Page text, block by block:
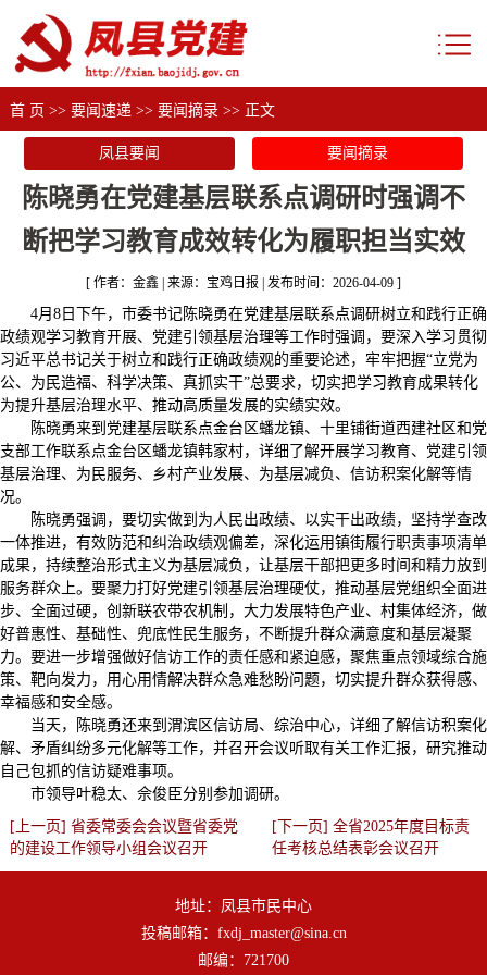
首 页 >> 要闻速递>> 要闻摘录>> 正文
凤县要闻 要闻摘录
陈晓勇在党建基层联系点调研时强调不
断把学习教育成效转化为履职担当实效
[ 作者：金鑫 | 来源：宝鸡日报 | 发布时间：2026-04-09 ]
4月8日下午，市委书记陈晓勇在党建基层联系点调研树立和践行正确
政绩观学习教育开展、党建引领基层治理等工作时强调，要深入学习贯彻
习近平总书记关于树立和践行正确政绩观的重要论述，牢牢把握“立党为
公、为民造福、科学决策、真抓实干”总要求，切实把学习教育成果转化
为提升基层治理水平、推动高质量发展的实绩实效。
陈晓勇来到党建基层联系点金台区蟠龙镇、十里铺街道西建社区和党
支部工作联系点金台区蟠龙镇韩家村，详细了解开展学习教育、党建引领
基层治理、为民服务、乡村产业发展、为基层减负、信访积案化解等情
况。
陈晓勇强调，要切实做到为人民出政绩、以实干出政绩，坚持学查改
一体推进，有效防范和纠治政绩观偏差，深化运用镇街履行职责事项清单
成果，持续整治形式主义为基层减负，让基层干部把更多时间和精力放到
服务群众上。要聚力打好党建引领基层治理硬仗，推动基层党组织全面进
步、全面过硬，创新联农带农机制，大力发展特色产业、村集体经济，做
好普惠性、基础性、兜底性民生服务，不断提升群众满意度和基层凝聚
力。要进一步增强做好信访工作的责任感和紧迫感，聚焦重点领域综合施
策、靶向发力，用心用情解决群众急难愁盼问题，切实提升群众获得感、
幸福感和安全感。
当天，陈晓勇还来到渭滨区信访局、综治中心，详细了解信访积案化
解、矛盾纠纷多元化解等工作，并召开会议听取有关工作汇报，研究推动
自己包抓的信访疑难事项。
市领导叶稳太、佘俊臣分别参加调研。
[上一页] 省委常委会会议暨省委党
的建设工作领导小组会议召开
[下一页] 全省2025年度目标责
任考核总结表彰会议召开
地址：凤县市民中心
投稿邮箱：fxdj_master@sina.cn
邮编：721700